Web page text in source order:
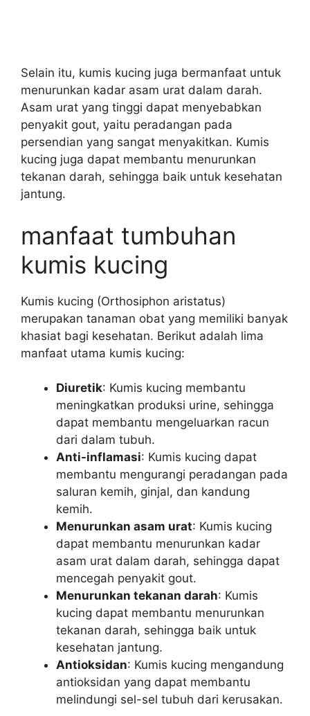
Selain itu, kumis kucing juga bermanfaat untuk
menurunkan kadar asam urat dalam darah.
Asam urat yang tinggi dapat menyebabkan
penyakit gout, yaitu peradangan pada
persendian yang sangat menyakitkan. Kumis
kucing juga dapat membantu menurunkan
tekanan darah, sehingga baik untuk kesehatan
jantung.
manfaat tumbuhan
kumis kucing
Kumis kucing (Orthosiphon aristatus)
merupakan tanaman obat yang memiliki banyak
khasiat bagi kesehatan. Berikut adalah lima
manfaat utama kumis kucing:
Diuretik: Kumis kucing membantu
meningkatkan produksi urine, sehingga
dapat membantu mengeluarkan racun
dari dalam tubuh.
Anti-inflamasi: Kumis kucing dapat
membantu mengurangi peradangan pada
saluran kemih, ginjal, dan kandung
kemih.
Menurunkan asam urat: Kumis kucing
dapat membantu menurunkan kadar
asam urat dalam darah, sehingga dapat
mencegah penyakit gout.
Menurunkan tekanan darah: Kumis
kucing dapat membantu menurunkan
tekanan darah, sehingga baik untuk
kesehatan jantung.
Antioksidan: Kumis kucing mengandung
antioksidan yang dapat membantu
melindungi sel-sel tubuh dari kerusakan.